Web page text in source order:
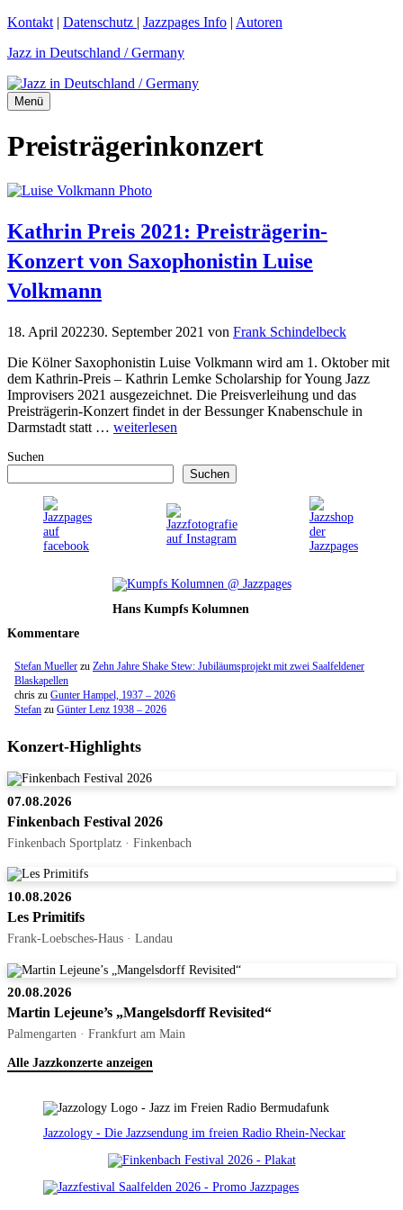
Zum
springen
Kontakt | Datenschutz | Jazzpages Info | Autoren
Jazz in Deutschland / Germany
Menü
Preisträgerinkonzert
Kathrin Preis 2021: Preisträgerin-
Konzert von Saxophonistin Luise
Volkmann
18. April 202230. September 2021 von Frank Schindelbeck
Die Kölner Saxophonistin Luise Volkmann wird am 1. Oktober mit
dem Kathrin-Preis – Kathrin Lemke Scholarship for Young Jazz
Improvisers 2021 ausgezeichnet. Die Preisverleihung und das
Preisträgerin-Konzert findet in der Bessunger Knabenschule in
Darmstadt statt … weiterlesen
Suchen
Suchen
Hans Kumpfs Kolumnen
Kommentare
Stefan Mueller zu Zehn Jahre Shake Stew: Jubiläumsprojekt mit zwei Saalfeldener
Blaskapellen
chris zu Gunter Hampel, 1937 – 2026
Stefan zu Günter Lenz 1938 – 2026
Konzert-Highlights
07.08.2026
Finkenbach Festival 2026
Finkenbach Sportplatz · Finkenbach
10.08.2026
Les Primitifs
Frank-Loebsches-Haus · Landau
20.08.2026
Martin Lejeune’s „Mangelsdorff Revisited“
Palmengarten · Frankfurt am Main
Alle Jazzkonzerte anzeigen
Jazzology - Die Jazzsendung im freien Radio Rhein-Neckar